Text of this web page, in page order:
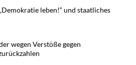
leben!“ und staatliches
wegen Verstöße gegen